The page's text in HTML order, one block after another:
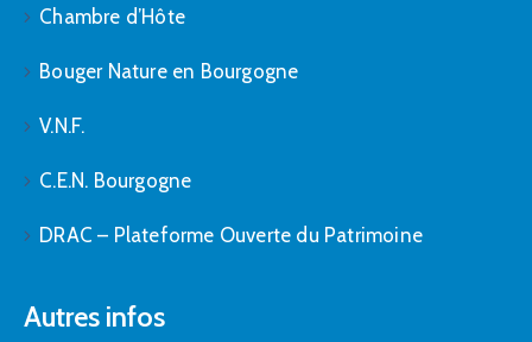
Chambre d’Hôte
Bouger Nature en Bourgogne
V.N.F.
C.E.N. Bourgogne
DRAC – Plateforme Ouverte du Patrimoine
Autres infos